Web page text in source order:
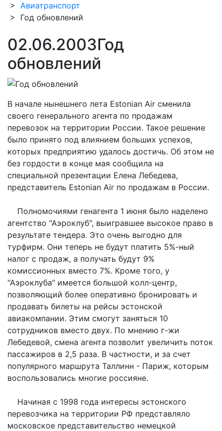
> Авиатранспорт
> Год обновлений
02.06.2003Год
обновлений
В начале нынешнего лета Estonian Air сменила
своего генерального агента по продажам
перевозок на территории России. Такое решение
было принято под влиянием больших успехов,
которых предприятию удалось достичь. Об этом не
без гордости в конце мая сообщила на
специальной презентации Елена Лебедева,
представитель Estonian Air по продажам в России.
Полномочиями генагента 1 июня было наделено
агентство "Аэроклуб", выигравшее высокое право в
результате тендера. Это очень выгодно для
турфирм. Они теперь не будут платить 5%-ный
налог с продаж, а получать будут 9%
комиссионных вместо 7%. Кроме того, у
"Аэроклуба" имеется большой колл-центр,
позволяющий более оперативно бронировать и
продавать билеты на рейсы эстонской
авиакомпании. Этим смогут заняться 10
сотрудников вместо двух. По мнению г-жи
Лебедевой, смена агента позволит увеличить поток
пассажиров в 2,5 раза. В частности, и за счет
популярного маршрута Таллинн - Париж, которым
воспользовались многие россияне.
Начиная с 1998 года интересы эстонского
перевозчика на территории РФ представляло
московское представительство немецкой